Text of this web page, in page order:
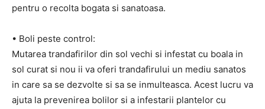
pentru o recolta bogata si sanatoasa.
• Boli peste control:
Mutarea trandafirilor din sol vechi si infestat cu boala in
sol curat si nou ii va oferi trandafirului un mediu sanatos
in care sa se dezvolte si sa se inmulteasca. Acest lucru va
ajuta la prevenirea bolilor si a infestarii plantelor cu